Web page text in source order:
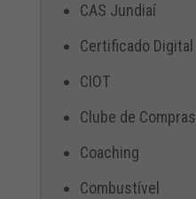
CAS Jundiaí
Certificado Digital
CIOT
Clube de Compras
Coaching
Combustível